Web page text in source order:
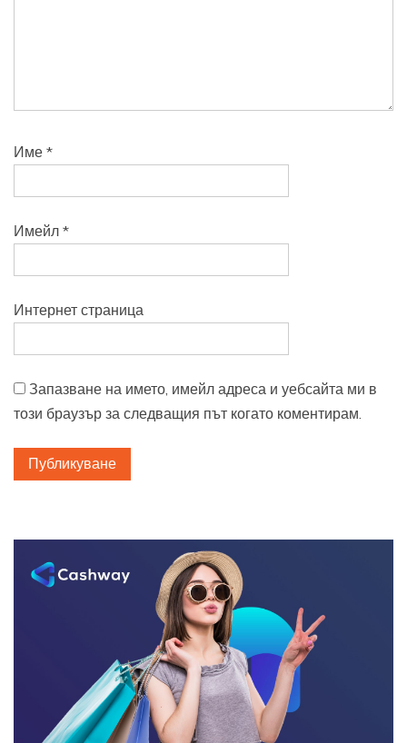
Име *
Имейл *
Интернет страница
Запазване на името, имейл адреса и уебсайта ми в
този браузър за следващия път когато коментирам.